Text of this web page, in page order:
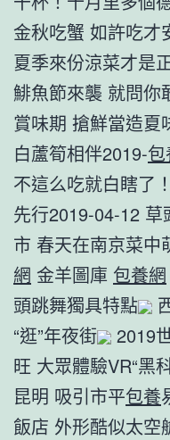
金秋吃蟹 如許吃才
夏季來份涼菜才是
鯡魚節來襲 就問你
賞味期 搶鮮當造夏
白蘆筍相伴2019-
不這么吃就白瞎了
先行2019-04-12 草
市 春天在南京菜中
網 金羊圖庫 包養網
頭跳舞獨具特點
“逛”年夜街
2019
旺 大眾體驗VR“黑
昆明 吸引市平包養
飯店 外形酷似太空